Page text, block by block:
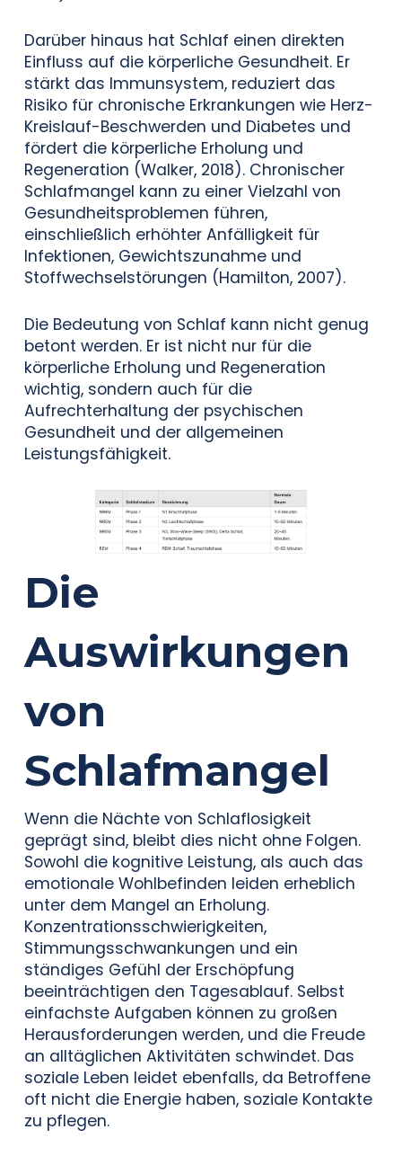
Darüber hinaus hat Schlaf einen direkten
Einfluss auf die körperliche Gesundheit. Er
stärkt das Immunsystem, reduziert das
Risiko für chronische Erkrankungen wie Herz-
Kreislauf-Beschwerden und Diabetes und
fördert die körperliche Erholung und
Regeneration (Walker, 2018). Chronischer
Schlafmangel kann zu einer Vielzahl von
Gesundheitsproblemen führen,
einschließlich erhöhter Anfälligkeit für
Infektionen, Gewichtszunahme und
Stoffwechselstörungen (Hamilton, 2007).
Die Bedeutung von Schlaf kann nicht genug
betont werden. Er ist nicht nur für die
körperliche Erholung und Regeneration
wichtig, sondern auch für die
Aufrechterhaltung der psychischen
Gesundheit und der allgemeinen
Leistungsfähigkeit.
Die
Auswirkungen
von
Schlafmangel
Wenn die Nächte von Schlaflosigkeit
geprägt sind, bleibt dies nicht ohne Folgen.
Sowohl die kognitive Leistung, als auch das
emotionale Wohlbefinden leiden erheblich
unter dem Mangel an Erholung.
Konzentrationsschwierigkeiten,
Stimmungsschwankungen und ein
ständiges Gefühl der Erschöpfung
beeinträchtigen den Tagesablauf. Selbst
einfachste Aufgaben können zu großen
Herausforderungen werden, und die Freude
an alltäglichen Aktivitäten schwindet. Das
soziale Leben leidet ebenfalls, da Betroffene
oft nicht die Energie haben, soziale Kontakte
zu pflegen.